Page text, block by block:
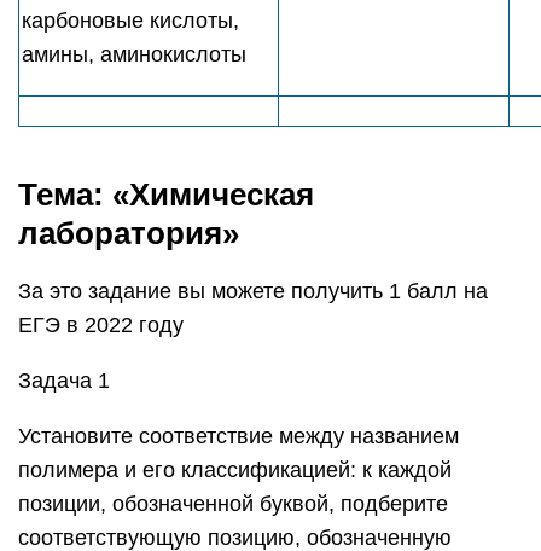
карбоновые кислоты,
амины, аминокислоты
Тема: «Химическая
лаборатория»
За это задание вы можете получить 1 балл на
ЕГЭ в 2022 году
Задача 1
Установите соответствие между названием
полимера и его классификацией: к каждой
позиции, обозначенной буквой, подберите
соответствующую позицию, обозначенную